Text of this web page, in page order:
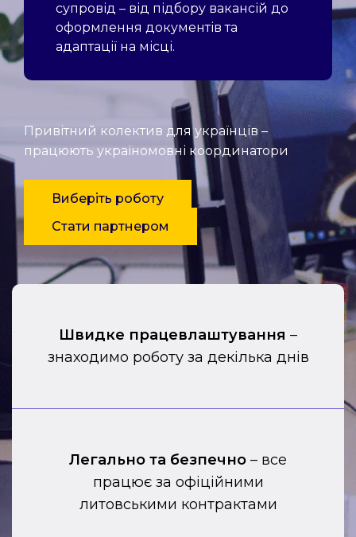
супровід – від підбору вакансій до
оформлення документів та
адаптації на місці.
Привітний колектив для українців –
працюють україномовні координатори
Виберіть роботу
Стати партнером
Швидке працевлаштування –
знаходимо роботу за декілька днів
Легально та безпечно – все
працює за офіційними
литовськими контрактами